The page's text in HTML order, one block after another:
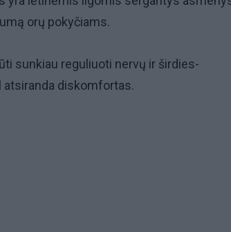
orų pokyčiams.
sunkiau reguliuoti nervų ir širdies-
diskomfortas.